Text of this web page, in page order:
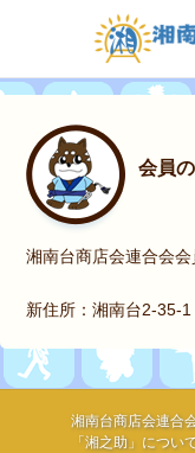
会員
湘南台商店会連合会
新住所：湘南台2-35-
湘南台商店会連合
「湘之助」につい